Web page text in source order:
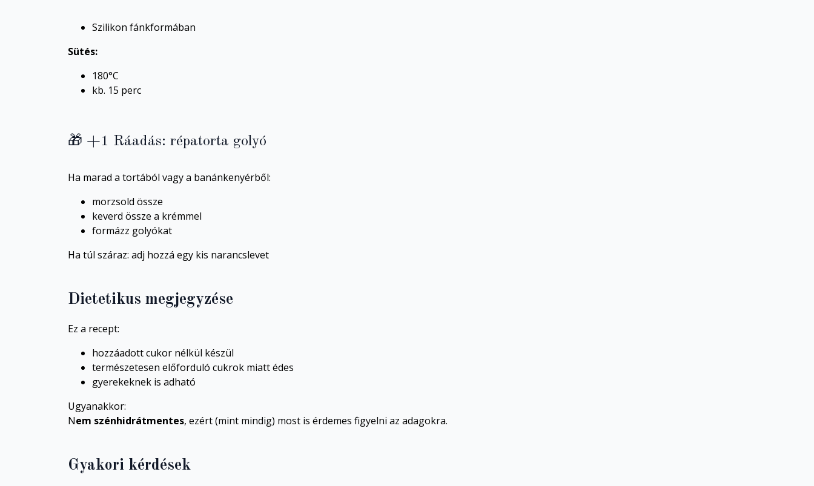
Szilikon fánkformában
Sütés:
180°C
kb. 15 perc
🎁 +1 Ráadás: répatorta golyó
Ha marad a tortából vagy a banánkenyérből:
morzsold össze
keverd össze a krémmel
formázz golyókat
Ha túl száraz: adj hozzá egy kis narancslevet
Dietetikus megjegyzése
Ez a recept:
hozzáadott cukor nélkül készül
természetesen előforduló cukrok miatt édes
gyerekeknek is adható
Ugyanakkor:
Nem szénhidrátmentes, ezért (mint mindig) most is érdemes figyelni az adagokra.
Gyakori kérdések